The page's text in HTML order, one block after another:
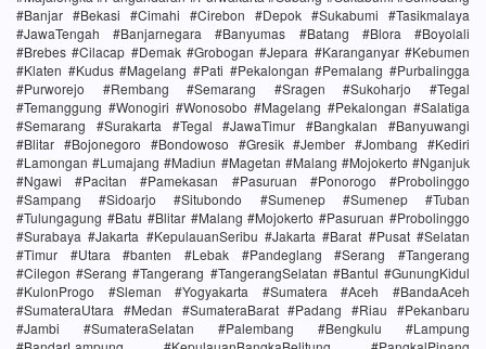
#Banjar #Bekasi #Cimahi #Cirebon #Depok #Sukabumi #Tasikmalaya
#JawaTengah #Banjarnegara #Banyumas #Batang #Blora #Boyolali
#Brebes #Cilacap #Demak #Grobogan #Jepara #Karanganyar #Kebumen
#Klaten #Kudus #Magelang #Pati #Pekalongan #Pemalang #Purbalingga
#Purworejo #Rembang #Semarang #Sragen #Sukoharjo #Tegal
#Temanggung #Wonogiri #Wonosobo #Magelang #Pekalongan #Salatiga
#Semarang #Surakarta #Tegal #JawaTimur #Bangkalan #Banyuwangi
#Blitar #Bojonegoro #Bondowoso #Gresik #Jember #Jombang #Kediri
#Lamongan #Lumajang #Madiun #Magetan #Malang #Mojokerto #Nganjuk
#Ngawi #Pacitan #Pamekasan #Pasuruan #Ponorogo #Probolinggo
#Sampang #Sidoarjo #Situbondo #Sumenep #Sumenep #Tuban
#Tulungagung #Batu #Blitar #Malang #Mojokerto #Pasuruan #Probolinggo
#Surabaya #Jakarta #KepulauanSeribu #Jakarta #Barat #Pusat #Selatan
#Timur #Utara #banten #Lebak #Pandeglang #Serang #Tangerang
#Cilegon #Serang #Tangerang #TangerangSelatan #Bantul #GunungKidul
#KulonProgo #Sleman #Yogyakarta #Sumatera #Aceh #BandaAceh
#SumateraUtara #Medan #SumateraBarat #Padang #Riau #Pekanbaru
#Jambi #SumateraSelatan #Palembang #Bengkulu #Lampung